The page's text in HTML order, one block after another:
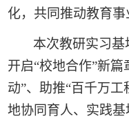
化，共同推动教育事
本次教研实习
开启“校地合作”新
动”、助推“百千万工
地协同育人、实践